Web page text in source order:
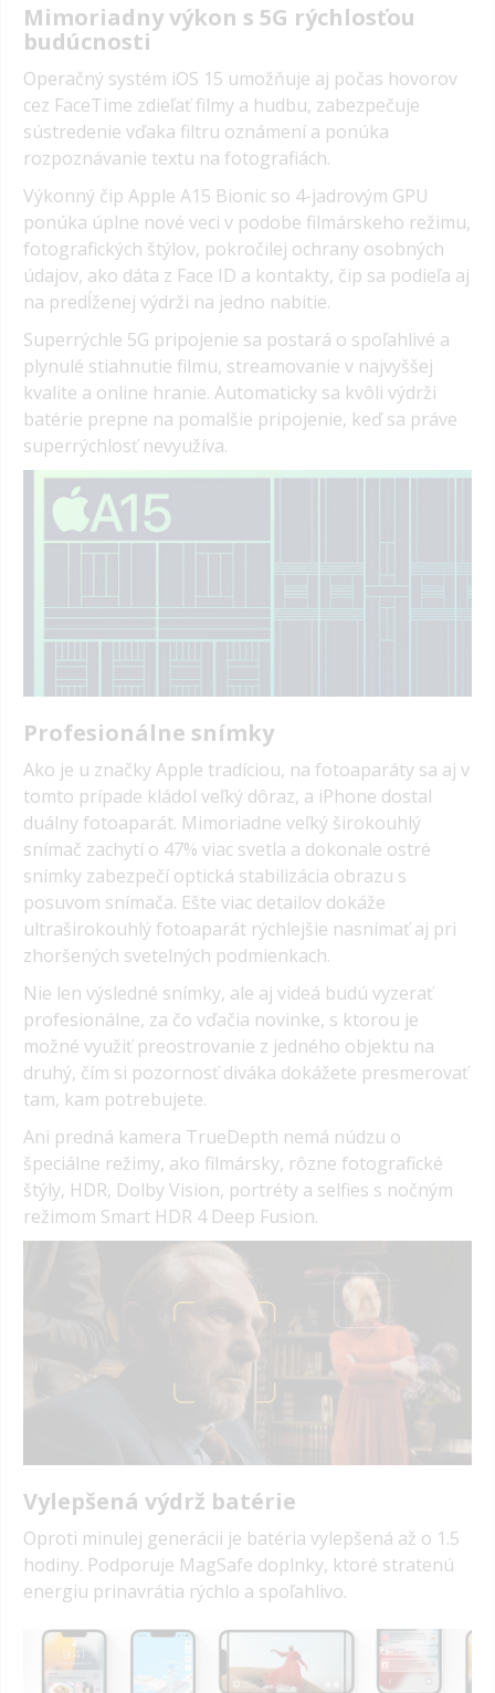
Mimoriadny výkon s 5G rýchlosťou
budúcnosti
Operačný systém iOS 15 umožňuje aj počas hovorov
cez FaceTime zdieľať filmy a hudbu, zabezpečuje
sústredenie vďaka filtru oznámení a ponúka
rozpoznávanie textu na fotografiách.
Výkonný čip Apple A15 Bionic so 4-jadrovým GPU
ponúka úplne nové veci v podobe filmárskeho režimu,
fotografických štýlov, pokročilej ochrany osobných
údajov, ako dáta z Face ID a kontakty, čip sa podieľa aj
na predĺženej výdrži na jedno nabitie.
Superrýchle 5G pripojenie sa postará o spoľahlivé a
plynulé stiahnutie filmu, streamovanie v najvyššej
kvalite a online hranie. Automaticky sa kvôli výdrži
batérie prepne na pomalšie pripojenie, keď sa práve
superrýchlosť nevyužíva.
Profesionálne snímky
Ako je u značky Apple tradíciou, na fotoaparáty sa aj v
tomto prípade kládol veľký dôraz, a iPhone dostal
duálny fotoaparát. Mimoriadne veľký širokouhlý
snímač zachytí o 47% viac svetla a dokonale ostré
snímky zabezpečí optická stabilizácia obrazu s
posuvom snímača. Ešte viac detailov dokáže
ultraširokouhlý fotoaparát rýchlejšie nasnímať aj pri
zhoršených svetelných podmienkach.
Nie len výsledné snímky, ale aj videá budú vyzerať
profesionálne, za čo vďačia novinke, s ktorou je
možné využiť preostrovanie z jedného objektu na
druhý, čím si pozornosť diváka dokážete presmerovať
tam, kam potrebujete.
Ani predná kamera TrueDepth nemá núdzu o
špeciálne režimy, ako filmársky, rôzne fotografické
štýly, HDR, Dolby Vision, portréty a selfies s nočným
režimom Smart HDR 4 Deep Fusion.
Vylepšená výdrž batérie
Oproti minulej generácii je batéria vylepšená až o 1.5
hodiny. Podporuje MagSafe doplnky, ktoré stratenú
energiu prinavrátia rýchlo a spoľahlivo.